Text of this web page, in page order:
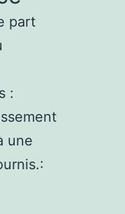
part
:
une